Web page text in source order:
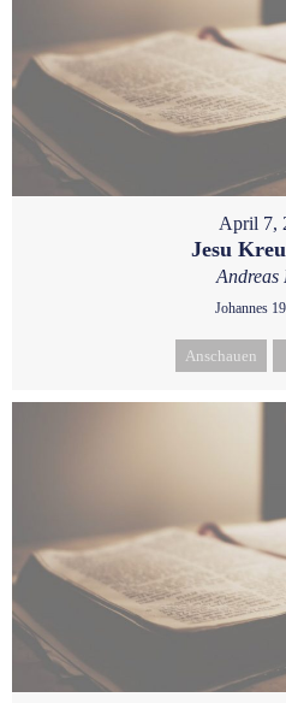
April 7,
Jesu
Andreas
Johannes
Anschauen